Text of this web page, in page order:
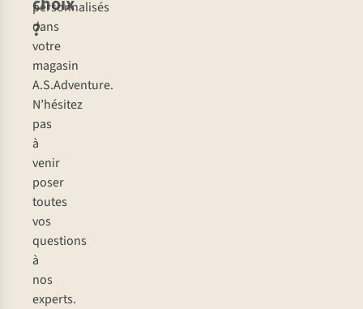
?
personnalisés
dans
votre
magasin
A.S.Adventure.
N’hésitez
pas
à
venir
poser
toutes
vos
questions
à
nos
experts.